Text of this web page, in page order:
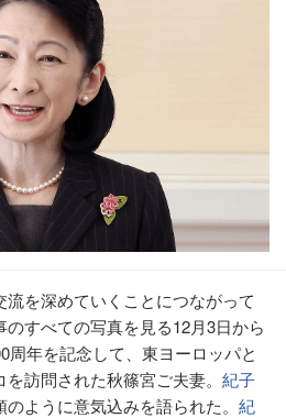
流を深めていくことにつながって
すべての写真を見る12月3日から
周年を記念して、東ヨーロッパと
訪問された秋篠宮ご夫妻。 紀子
ように意気込みを語られた。 紀